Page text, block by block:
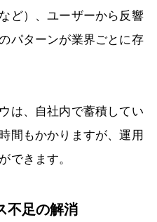
ど）、ユーザーから反響
パターンが業界ごとに存
は、自社内で蓄積してい
間もかかりますが、運用
できます。
不足の解消